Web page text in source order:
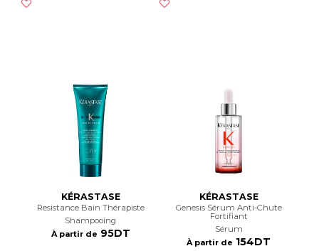
KÉRASTASE
Resistance Bain Thérapiste
Shampooing
À partir de 95DT
KÉRASTASE
Genesis Sérum Anti-Chute
Fortifiant
Sérum
À partir de 154DT